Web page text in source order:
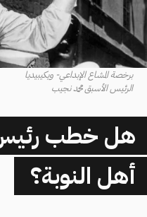
برخصة المشاع الإبداعي- ويكيبيديا
الرئيس الأسبق محمد نجيب
هل خطب
أهل النوبة؟